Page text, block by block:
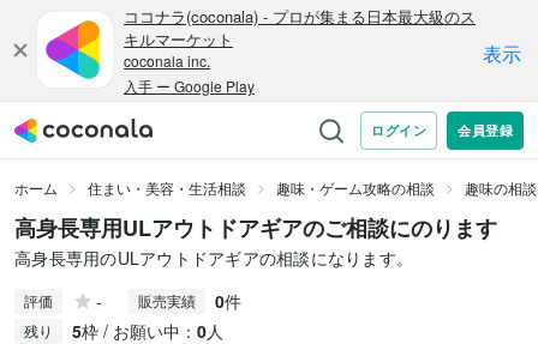
ホーム 住まい・美容・生活相談 趣味・ゲーム攻略の相談 趣味の相談
高身長専用ULアウトドアギアのご相談にのります
高身長専用のULアウトドアギアの相談になります。
評価 - 販売実績 0件
残り 5枠 / お願い中： 0人